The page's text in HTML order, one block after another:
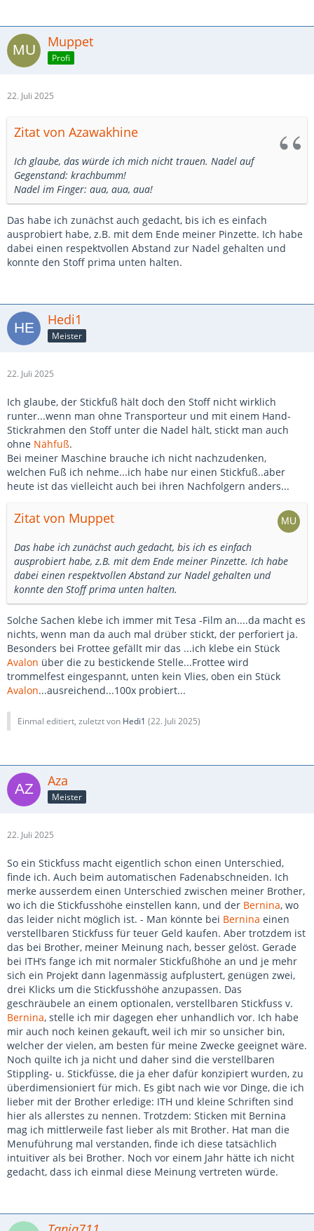
Muppet
Profi
22. Juli 2025
Zitat von Azawakhine
Ich glaube, das würde ich mich nicht trauen. Nadel auf
Gegenstand: krachbumm!
Nadel im Finger: aua, aua, aua!
Das habe ich zunächst auch gedacht, bis ich es einfach
ausprobiert habe, z.B. mit dem Ende meiner Pinzette. Ich habe
dabei einen respektvollen Abstand zur Nadel gehalten und
konnte den Stoff prima unten halten.
Hedi1
Meister
22. Juli 2025
Ich glaube, der Stickfuß hält doch den Stoff nicht wirklich
runter...wenn man ohne Transporteur und mit einem Hand-
Stickrahmen den Stoff unter die Nadel hält, stickt man auch
ohne Nähfuß.
Bei meiner Maschine brauche ich nicht nachzudenken,
welchen Fuß ich nehme...ich habe nur einen Stickfuß..aber
heute ist das vielleicht auch bei ihren Nachfolgern anders...
Zitat von Muppet
Das habe ich zunächst auch gedacht, bis ich es einfach
ausprobiert habe, z.B. mit dem Ende meiner Pinzette. Ich habe
dabei einen respektvollen Abstand zur Nadel gehalten und
konnte den Stoff prima unten halten.
Solche Sachen klebe ich immer mit Tesa -Film an....da macht es
nichts, wenn man da auch mal drüber stickt, der perforiert ja.
Besonders bei Frottee gefällt mir das ...ich klebe ein Stück
Avalon über die zu bestickende Stelle...Frottee wird
trommelfest eingespannt, unten kein Vlies, oben ein Stück
Avalon...ausreichend...100x probiert...
Einmal editiert, zuletzt von Hedi1 (22. Juli 2025)
Aza
Meister
22. Juli 2025
So ein Stickfuss macht eigentlich schon einen Unterschied,
finde ich. Auch beim automatischen Fadenabschneiden. Ich
merke ausserdem einen Unterschied zwischen meiner Brother,
wo ich die Stickfusshöhe einstellen kann, und der Bernina, wo
das leider nicht möglich ist. - Man könnte bei Bernina einen
verstellbaren Stickfuss für teuer Geld kaufen. Aber trotzdem ist
das bei Brother, meiner Meinung nach, besser gelöst. Gerade
bei ITH‘s fange ich mit normaler Stickfußhöhe an und je mehr
sich ein Projekt dann lagenmässig aufplustert, genügen zwei,
drei Klicks um die Stickfusshöhe anzupassen. Das
geschräubele an einem optionalen, verstellbaren Stickfuss v.
Bernina, stelle ich mir dagegen eher unhandlich vor. Ich habe
mir auch noch keinen gekauft, weil ich mir so unsicher bin,
welcher der vielen, am besten für meine Zwecke geeignet wäre.
Noch quilte ich ja nicht und daher sind die verstellbaren
Stippling- u. Stickfüsse, die ja eher dafür konzipiert wurden, zu
überdimensioniert für mich. Es gibt nach wie vor Dinge, die ich
lieber mit der Brother erledige: ITH und kleine Schriften sind
hier als allerstes zu nennen. Trotzdem: Sticken mit Bernina
mag ich mittlerweile fast lieber als mit Brother. Hat man die
Menuführung mal verstanden, finde ich diese tatsächlich
intuitiver als bei Brother. Noch vor einem Jahr hätte ich nicht
gedacht, dass ich einmal diese Meinung vertreten würde.